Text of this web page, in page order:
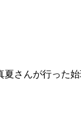
さんが行った